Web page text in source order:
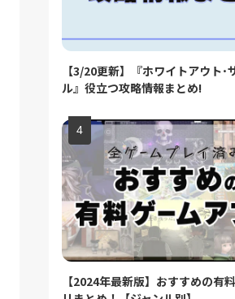
【3/20更新】『ホワイトアウト･
ル』役立つ攻略情報まとめ!
【2024年最新版】おすすめの有